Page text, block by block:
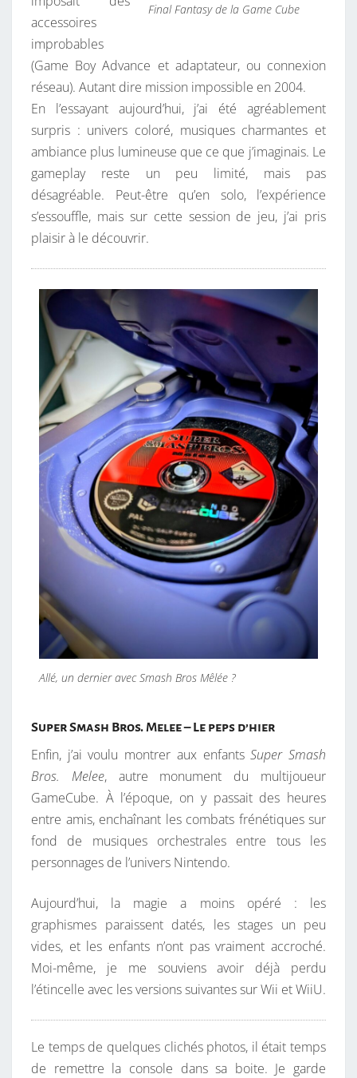
Final Fantasy de la Game Cube
accessoires
improbables
(Game Boy Advance et adaptateur, ou connexion
réseau). Autant dire mission impossible en 2004.
En l’essayant aujourd’hui, j’ai été agréablement
surpris : univers coloré, musiques charmantes et
ambiance plus lumineuse que ce que j’imaginais. Le
gameplay reste un peu limité, mais pas
désagréable. Peut-être qu’en solo, l’expérience
s’essouffle, mais sur cette session de jeu, j’ai pris
plaisir à le découvrir.
Allé, un dernier avec Smash Bros Mêlée ?
Super Smash Bros. Melee – Le peps d’hier
Enfin, j’ai voulu montrer aux enfantsSuper Smash
Bros. Melee, autre monument du multijoueur
GameCube. À l’époque, on y passait des heures
entre amis, enchaînant les combats frénétiques sur
fond de musiques orchestrales entre tous les
personnages de l’univers Nintendo.
Aujourd’hui, la magie a moins opéré : les
graphismes paraissent datés, les stages un peu
vides, et les enfants n’ont pas vraiment accroché.
Moi-même, je me souviens avoir déjà perdu
l’étincelle avec les versions suivantes sur Wii et WiiU.
Le temps de quelques clichés photos, il était temps
de remettre la console dans sa boite. Je garde